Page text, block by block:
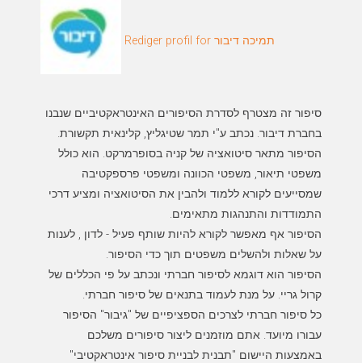
Rediger profil for תמיכה דיבור
סיפור זה מצטרף לסדרת הסיפורים האינטראקטיביים שנבנו
הסיפור מתאר סיטואציה של קניה בסופרמרקט. הוא כולל
משפטי תיאור, משפטי הכוונה ומשפטי פרספקטיבה
שמסייעים לקורא ללמוד ולהבין את הסיטואציה ומציע דרכי
הסיפור אף מאפשר לקורא להיות שותף פעיל - לדון , לענות
הסיפור הוא דוגמא לסיפור חברתי ונכתב על פי הכללים של
כל סיפור חברתי לצרכים הספציפיים של "גיבור" הסיפור
עבורו מיועד. אתם מוזמנים ליצור סיפורים משלכם
באמצעות היישום "תבנית לבניית סיפור אינטראקטיבי"